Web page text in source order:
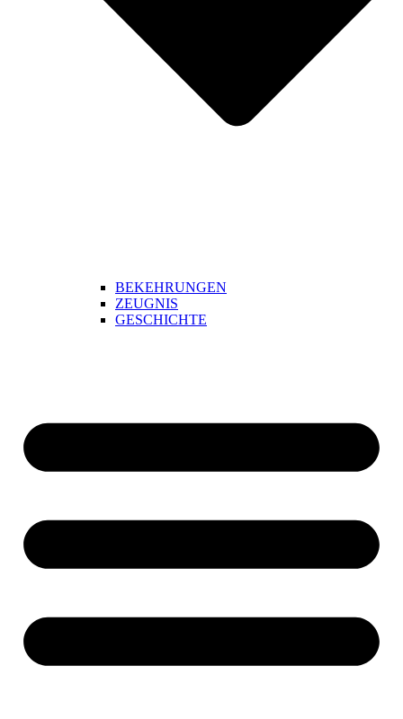
BEKEHRUNGEN
ZEUGNIS
GESCHICHTE